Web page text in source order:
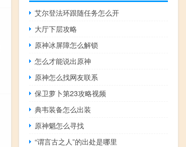
艾尔登法环跟随任务怎么开
大厅下层攻略
原神冰屏障怎么解锁
怎么才能说出原神
原神怎么找网友联系
保卫萝卜第23攻略视频
典韦装备怎么出装
原神魈怎么寻找
“谓言古之人”的出处是哪里